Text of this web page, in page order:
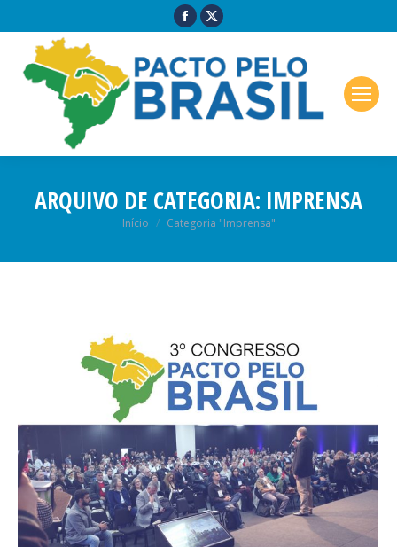
ARQUIVO DE CATEGORIA: IMPRENSA
Você está aqui:
Início Categoria "Imprensa"